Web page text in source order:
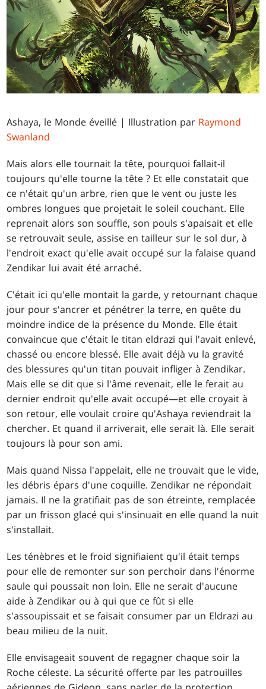
Ashaya, le Monde éveillé | Illustration par Raymond
Swanland
Mais alors elle tournait la tête, pourquoi fallait-il
toujours qu'elle tourne la tête ? Et elle constatait que
ce n'était qu'un arbre, rien que le vent ou juste les
ombres longues que projetait le soleil couchant. Elle
reprenait alors son souffle, son pouls s'apaisait et elle
se retrouvait seule, assise en tailleur sur le sol dur, à
l'endroit exact qu'elle avait occupé sur la falaise quand
Zendikar lui avait été arraché.
C'était ici qu'elle montait la garde, y retournant chaque
jour pour s'ancrer et pénétrer la terre, en quête du
moindre indice de la présence du Monde. Elle était
convaincue que c'était le titan eldrazi qui l'avait enlevé,
chassé ou encore blessé. Elle avait déjà vu la gravité
des blessures qu'un titan pouvait infliger à Zendikar.
Mais elle se dit que si l'âme revenait, elle le ferait au
dernier endroit qu'elle avait occupé—et elle croyait à
son retour, elle voulait croire qu'Ashaya reviendrait la
chercher. Et quand il arriverait, elle serait là. Elle serait
toujours là pour son ami.
Mais quand Nissa l'appelait, elle ne trouvait que le vide,
les débris épars d'une coquille. Zendikar ne répondait
jamais. Il ne la gratifiait pas de son étreinte, remplacée
par un frisson glacé qui s'insinuait en elle quand la nuit
s'installait.
Les ténèbres et le froid signifiaient qu'il était temps
pour elle de remonter sur son perchoir dans l'énorme
saule qui poussait non loin. Elle ne serait d'aucune
aide à Zendikar ou à qui que ce fût si elle
s'assoupissait et se faisait consumer par un Eldrazi au
beau milieu de la nuit.
Elle envisageait souvent de regagner chaque soir la
Roche céleste. La sécurité offerte par les patrouilles